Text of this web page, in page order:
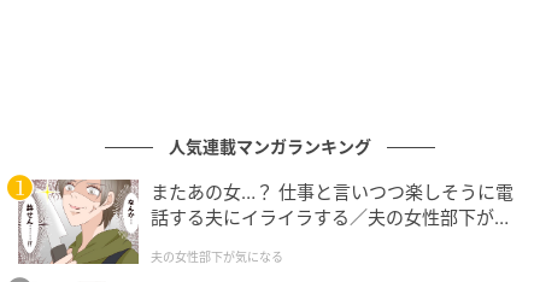
また、冬季（11～5月）は積雪・凍結が予想されるた
め、車で向かう際はスタッドレスタイヤまたはチェー
ンの準備が必要。温泉地内にガソリンスタンドはない
ため、事前に給油を済ませておきましょう。
人気連載マンガランキング
またあの女…？ 仕事と言いつつ楽しそうに電
話する夫にイライラする／夫の女性部下が気
夫の女性部下が気になる